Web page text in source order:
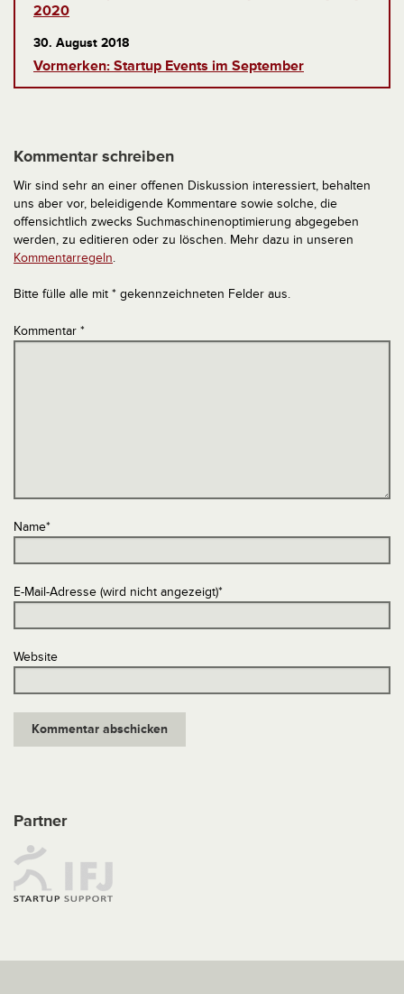
2020
30. August 2018
Vormerken: Startup Events im September
Kommentar schreiben
Wir sind sehr an einer offenen Diskussion interessiert, behalten
uns aber vor, beleidigende Kommentare sowie solche, die
offensichtlich zwecks Suchmaschinenoptimierung abgegeben
werden, zu editieren oder zu löschen. Mehr dazu in unseren
Kommentarregeln.
Bitte fülle alle mit * gekennzeichneten Felder aus.
Kommentar *
Name*
E-Mail-Adresse (wird nicht angezeigt)*
Website
Partner